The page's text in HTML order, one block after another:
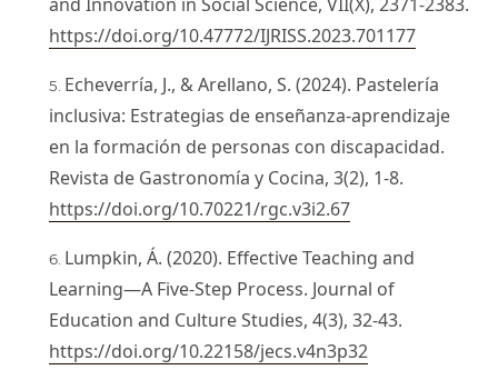
https://doi.org/10.47772/IJRISS.2023.701177
Echeverría, J., & Arellano, S. (2024). Pastelería
inclusiva: Estrategias de enseñanza-aprendizaje
en la formación de personas con discapacidad.
Revista de Gastronomía y Cocina, 3(2), 1-8.
https://doi.org/10.70221/rgc.v3i2.67
Lumpkin, Á. (2020). Effective Teaching and
Learning—A Five-Step Process. Journal of
Education and Culture Studies, 4(3), 32-43.
https://doi.org/10.22158/jecs.v4n3p32